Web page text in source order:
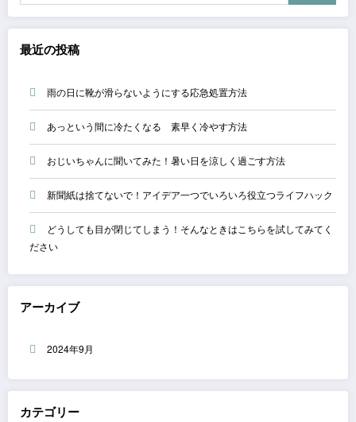
最近の投稿
雨の日に靴が滑らないようにする応急処置方法
あっという間に冷たくなる 素早く冷やす方法
おじいちゃんに聞いてみた！暑い日を涼しく過ごす方法
新聞紙は捨てないで！アイデア一つでいろいろ役立つライフハック
どうしても目が閉じてしまう！そんなときはこちらを試してみてく
ださい
アーカイブ
2024年9月
カテゴリー